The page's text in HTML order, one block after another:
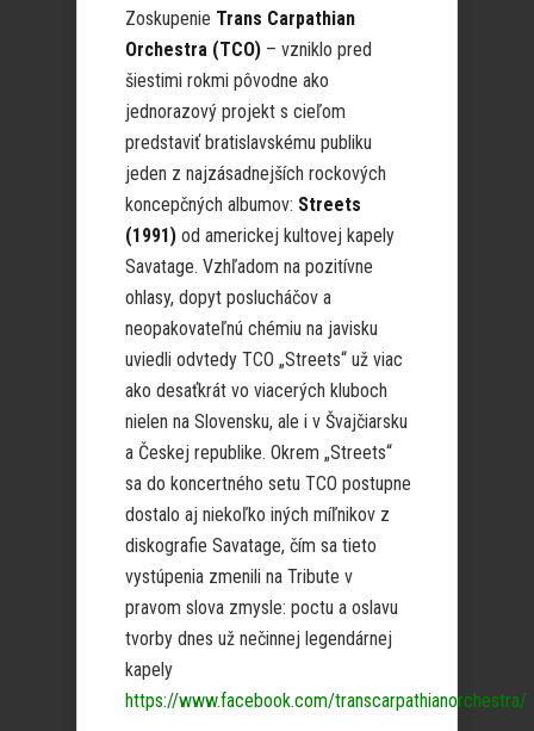
Zoskupenie Trans Carpathian
Orchestra (TCO) – vzniklo pred
šiestimi rokmi pôvodne ako
jednorazový projekt s cieľom
predstaviť bratislavskému publiku
jeden z najzásadnejších rockových
koncepčných albumov: Streets
(1991) od americkej kultovej kapely
Savatage. Vzhľadom na pozitívne
ohlasy, dopyt poslucháčov a
neopakovateľnú chémiu na javisku
uviedli odvtedy TCO „Streets“ už viac
ako desaťkrát vo viacerých kluboch
nielen na Slovensku, ale i v Švajčiarsku
a Českej republike. Okrem „Streets“
sa do koncertného setu TCO postupne
dostalo aj niekoľko iných míľnikov z
diskografie Savatage, čím sa tieto
vystúpenia zmenili na Tribute v
pravom slova zmysle: poctu a oslavu
tvorby dnes už nečinnej legendárnej
kapely
https://www.facebook.com/transcarpathianorchestra/